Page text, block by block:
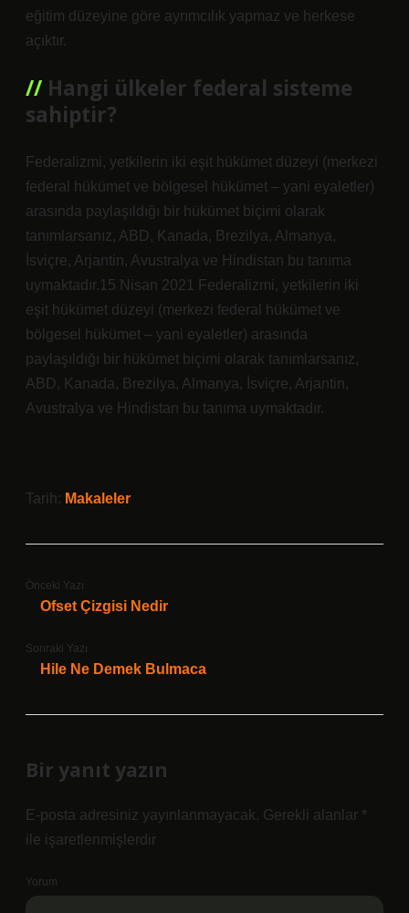
eğitim düzeyine göre ayrımcılık yapmaz ve herkese
açıktır.
Hangi ülkeler federal sisteme
sahiptir?
Federalizmi, yetkilerin iki eşit hükümet düzeyi (merkezi
federal hükümet ve bölgesel hükümet – yani eyaletler)
arasında paylaşıldığı bir hükümet biçimi olarak
tanımlarsanız, ABD, Kanada, Brezilya, Almanya,
İsviçre, Arjantin, Avustralya ve Hindistan bu tanıma
uymaktadır.15 Nisan 2021 Federalizmi, yetkilerin iki
eşit hükümet düzeyi (merkezi federal hükümet ve
bölgesel hükümet – yani eyaletler) arasında
paylaşıldığı bir hükümet biçimi olarak tanımlarsanız,
ABD, Kanada, Brezilya, Almanya, İsviçre, Arjantin,
Avustralya ve Hindistan bu tanıma uymaktadır.
Tarih: Makaleler
Önceki Yazı
Ofset Çizgisi Nedir
Sonraki Yazı
Hile Ne Demek Bulmaca
Bir yanıt yazın
E-posta adresiniz yayınlanmayacak. Gerekli alanlar *
ile işaretlenmişlerdir
Yorum